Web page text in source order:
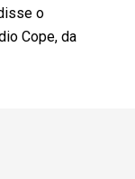
o
Cope, da